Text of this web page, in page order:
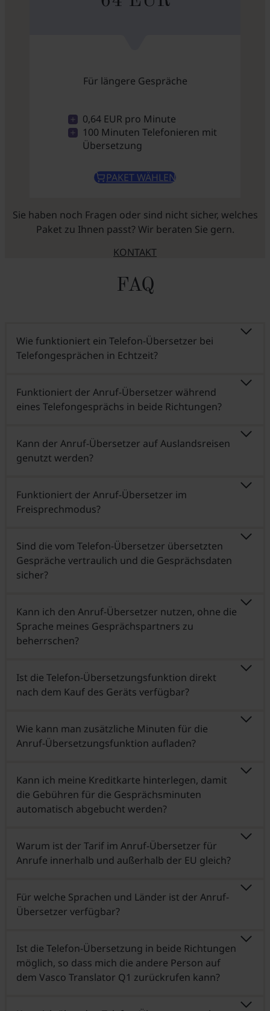
Für längere Gespräche
0,64 EUR pro Minute
100 Minuten Telefonieren mit
Übersetzung
PAKET WÄHLEN
Sie haben noch Fragen oder sind nicht sicher, welches
Paket zu Ihnen passt? Wir beraten Sie gern.
KONTAKT
FAQ
Wie funktioniert ein Telefon-Übersetzer bei
Telefongesprächen in Echtzeit?
Funktioniert der Anruf-Übersetzer während
eines Telefongesprächs in beide Richtungen?
Kann der Anruf-Übersetzer auf Auslandsreisen
genutzt werden?
Funktioniert der Anruf-Übersetzer im
Freisprechmodus?
Sind die vom Telefon-Übersetzer übersetzten
Gespräche vertraulich und die Gesprächsdaten
sicher?
Kann ich den Anruf-Übersetzer nutzen, ohne die
Sprache meines Gesprächspartners zu
beherrschen?
Ist die Telefon-Übersetzungsfunktion direkt
nach dem Kauf des Geräts verfügbar?
Wie kann man zusätzliche Minuten für die
Anruf-Übersetzungsfunktion aufladen?
Kann ich meine Kreditkarte hinterlegen, damit
die Gebühren für die Gesprächsminuten
automatisch abgebucht werden?
Warum ist der Tarif im Anruf-Übersetzer für
Anrufe innerhalb und außerhalb der EU gleich?
Für welche Sprachen und Länder ist der Anruf-
Übersetzer verfügbar?
Ist die Telefon-Übersetzung in beide Richtungen
möglich, so dass mich die andere Person auf
dem Vasco Translator Q1 zurückrufen kann?